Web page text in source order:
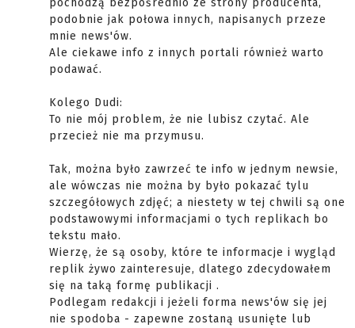
pochodzą bezpośrednio ze strony producenta,
podobnie jak połowa innych, napisanych przeze
mnie news'ów.
Ale ciekawe info z innych portali również warto
podawać.
Kolego Dudi:
To nie mój problem, że nie lubisz czytać. Ale
przecież nie ma przymusu.
Tak, można było zawrzeć te info w jednym newsie,
ale wówczas nie można by było pokazać tylu
szczegółowych zdjęć; a niestety w tej chwili są one
podstawowymi informacjami o tych replikach bo
tekstu mało.
Wierzę, że są osoby, które te informacje i wygląd
replik żywo zainteresuje, dlatego zdecydowałem
się na taką formę publikacji .
Podlegam redakcji i jeżeli forma news'ów się jej
nie spodoba - zapewne zostaną usunięte lub